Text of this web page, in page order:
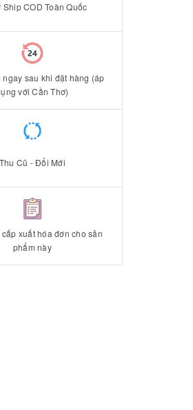
Ship COD Toàn Quốc
ngay sau khi đặt hàng (áp
với Cần Thơ)
Thu Cũ - Đổi Mới
xuất hóa đơn cho sản
phẩm này